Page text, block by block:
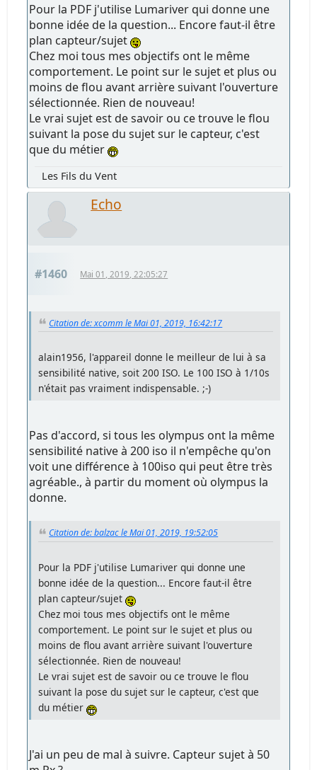
Pour la PDF j'utilise Lumariver qui donne une
bonne idée de la question... Encore faut-il être
plan capteur/sujet
Chez moi tous mes objectifs ont le même
comportement. Le point sur le sujet et plus ou
moins de flou avant arrière suivant l'ouverture
sélectionnée. Rien de nouveau!
Le vrai sujet est de savoir ou ce trouve le flou
suivant la pose du sujet sur le capteur, c'est
que du métier
Les Fils du Vent
Echo
#1460 Mai 01, 2019, 22:05:27
Citation de: xcomm le Mai 01, 2019, 16:42:17
alain1956, l'appareil donne le meilleur de lui à sa
sensibilité native, soit 200 ISO. Le 100 ISO à 1/10s
n'était pas vraiment indispensable. ;-)
Pas d'accord, si tous les olympus ont la même
sensibilité native à 200 iso il n'empêche qu'on
voit une différence à 100iso qui peut être très
agréable., à partir du moment où olympus la
donne.
Citation de: balzac le Mai 01, 2019, 19:52:05
Pour la PDF j'utilise Lumariver qui donne une
bonne idée de la question... Encore faut-il être
plan capteur/sujet
Chez moi tous mes objectifs ont le même
comportement. Le point sur le sujet et plus ou
moins de flou avant arrière suivant l'ouverture
sélectionnée. Rien de nouveau!
Le vrai sujet est de savoir ou ce trouve le flou
suivant la pose du sujet sur le capteur, c'est que
du métier
J'ai un peu de mal à suivre. Capteur sujet à 50